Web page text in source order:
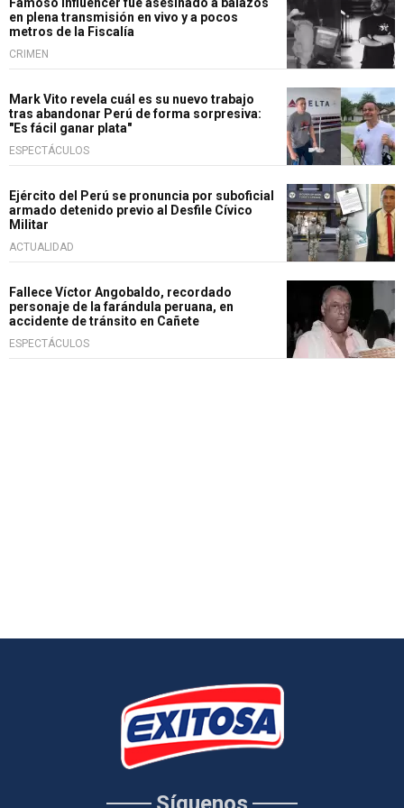
Famoso influencer fue asesinado a balazos
en plena transmisión en vivo y a pocos
metros de la Fiscalía
CRIMEN
Mark Vito revela cuál es su nuevo trabajo
tras abandonar Perú de forma sorpresiva:
"Es fácil ganar plata"
ESPECTÁCULOS
Ejército del Perú se pronuncia por suboficial
armado detenido previo al Desfile Cívico
Militar
ACTUALIDAD
Fallece Víctor Angobaldo, recordado
personaje de la farándula peruana, en
accidente de tránsito en Cañete
ESPECTÁCULOS